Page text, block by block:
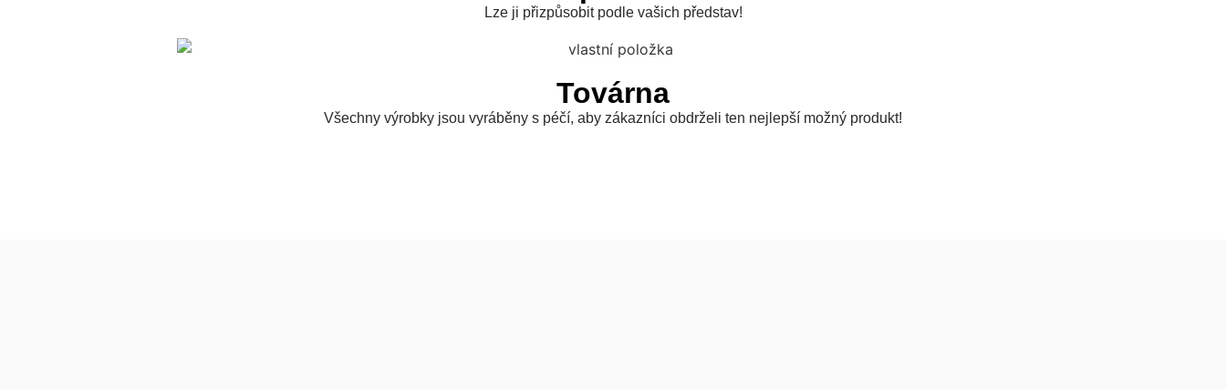
Lze ji přizpůsobit podle vašich představ!
Továrna
Všechny výrobky jsou vyráběny s péčí, aby zákazníci obdrželi ten nejlepší možný produkt!